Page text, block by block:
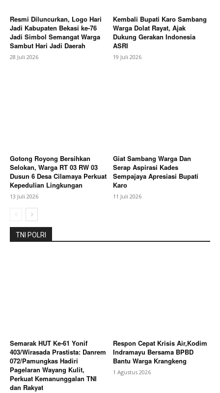
About
Contact us
Subscription Plans
Resmi Diluncurkan, Logo Hari
Jadi Kabupaten Bekasi ke-76
Jadi Simbol Semangat Warga
Sambut Hari Jadi Daerah
28 Juli 2026
Kembali Bupati Karo Sambang
Warga Dolat Rayat, Ajak
Dukung Gerakan Indonesia
ASRI
19 Juli 2026
Gotong Royong Bersihkan
Selokan, Warga RT 03 RW 03
Dusun 6 Desa Cilamaya Perkuat
Kepedulian Lingkungan
13 Juli 2026
Giat Sambang Warga Dan
Serap Aspirasi Kades
Sempajaya Apresiasi Bupati
Karo
11 Juli 2026
TNI POLRI
Semarak HUT Ke-61 Yonif
403/Wirasada Prastista: Danrem
072/Pamungkas Hadiri
Pagelaran Wayang Kulit,
Perkuat Kemanunggalan TNI
dan Rakyat
Respon Cepat Krisis Air,Kodim
Indramayu Bersama BPBD
Bantu Warga Krangkeng
1 Agustus 2026